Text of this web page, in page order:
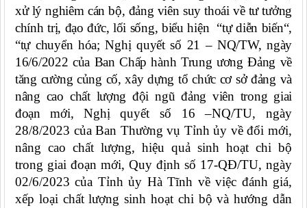
xử lý nghiêm cán bộ, đảng viên suy thoái về tư tưởng
chính trị, đạo đức, lối sống, biểu hiện “tự diễn biến“,
“tự chuyển hóa; Nghị quyết số 21 – NQ/TW, ngày
16/6/2022 của Ban Chấp hành Trung ương Đảng về
tăng cường củng cố, xây dựng tổ chức cơ sở đảng và
nâng cao chất lượng đội ngũ đảng viên trong giai
đoạn mới, Nghị quyết số 16 –NQ/TU, ngày
28/8/2023 của Ban Thường vụ Tỉnh ủy về đổi mới,
nâng cao chất lượng, hiệu quả sinh hoạt chi bộ
trong giai đoạn mới, Quy định số 17-QĐ/TU, ngày
02/6/2023 của Tỉnh ủy Hà Tĩnh về việc đánh giá,
xếp loại chất lượng sinh hoạt chi bộ và hướng dẫn